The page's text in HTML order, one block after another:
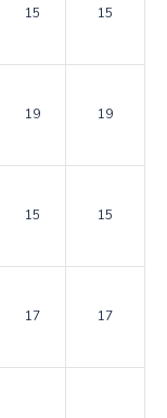
15 15
19 19
15 15
17 17